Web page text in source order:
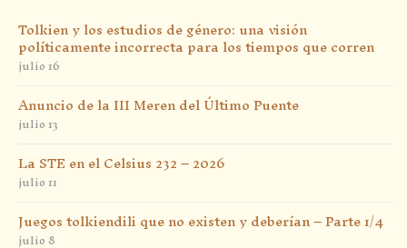
Tolkien y los estudios de género: una visión
políticamente incorrecta para los tiempos que corren
julio 16
Anuncio de la III Meren del Último Puente
julio 13
La STE en el Celsius 232 – 2026
julio 11
Juegos tolkiendili que no existen y deberían – Parte 1/4
julio 8